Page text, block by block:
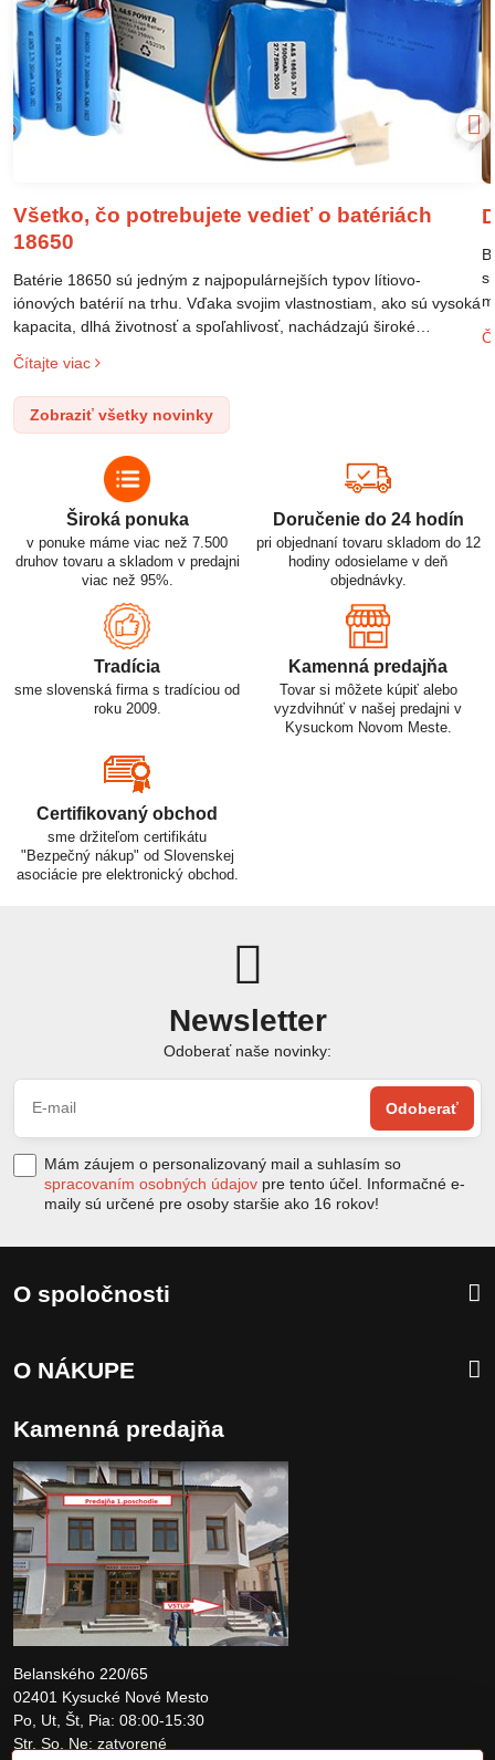
Všetko, čo potrebujete vedieť o batériách
18650
Batérie 18650 sú jedným z najpopulárnejších typov lítiovo-
iónových batérií na trhu. Vďaka svojim vlastnostiam, ako sú vysoká
kapacita, dlhá životnosť a spoľahlivosť, nachádzajú široké
po elektrické vozidlá. Pochopenie ich delenia, označovania a
správneho používania je kľúčom k ich efektívnemu a bezpečnému
využitiu.
Čítajte viac
Zobraziť všetky novinky
Široká ponuka
v ponuke máme viac než 7.500
druhov tovaru a skladom v predajni
viac než 95%.
Doručenie do 24 hodín
pri objednaní tovaru skladom do 12
hodiny odosielame v deň
objednávky.
Tradícia
sme slovenská firma s tradíciou od
roku 2009.
Kamenná predajňa
Tovar si môžete kúpiť alebo
vyzdvihnúť v našej predajni v
Kysuckom Novom Meste.
Certifikovaný obchod
sme držiteľom certifikátu
"Bezpečný nákup" od Slovenskej
asociácie pre elektronický obchod.
Newsletter
Odoberať naše novinky:
Odoberať
Mám záujem o personalizovaný mail a suhlasím so
spracovaním osobných údajov pre tento účel. Informačné e-
maily sú určené pre osoby staršie ako 16 rokov!
O spoločnosti
O NÁKUPE
Kamenná predajňa
Belanského 220/65
02401 Kysucké Nové Mesto
Po, Ut, Št, Pia: 08:00-15:30
Str, So, Ne: zatvorené